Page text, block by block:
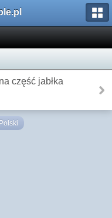
część jabłka
Polski